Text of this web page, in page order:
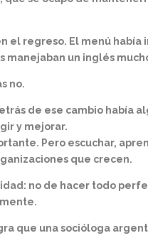
el regreso. El menú
manejaban un inglés
no.
de ese cambio había
y mejorar.
Pero escuchar,
que crecen.
no de hacer todo
que una socióloga